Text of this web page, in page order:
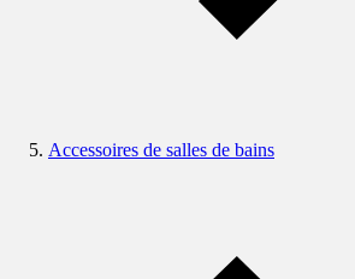
Accessoires de salles de bains